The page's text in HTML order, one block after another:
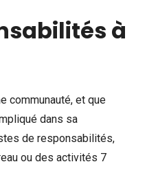
à
communauté, et que
dans sa
de responsabilités,
ou des activités 7